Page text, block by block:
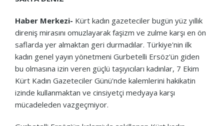
Haber Merkezi- Kürt kadın gazeteciler bugün yüz yıllık
direniş mirasını omuzlayarak faşizm ve zulme karşı en ön
saflarda yer almaktan geri durmadılar. Türkiye'nin ilk
kadın genel yayın yönetmeni Gurbetelli Ersöz'ün giden
bu olmasına izin veren güçlü taşıyıcıları kadınlar, 7 Ekim
Kürt Kadın Gazeteciler Günü'nde kalemlerini hakikatin
izinde kullanmaktan ve cinsiyetçi medyaya karşı
mücadeleden vazgeçmiyor.